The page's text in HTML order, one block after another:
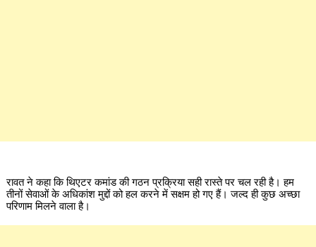
रावत ने कहा कि थिएटर कमांड की गठन प्रक्रिया सही रास्ते पर चल रही है। हम
तीनों सेवाओं के अधिकांश मुद्दों को हल करने में सक्षम हो गए हैं। जल्द ही कुछ अच्छा
परिणाम मिलने वाला है।